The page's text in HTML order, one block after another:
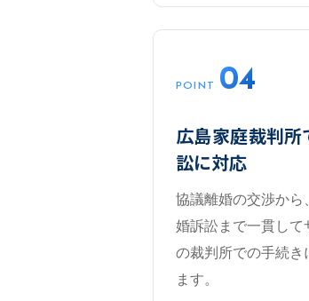
POINT 04
広島家庭裁判所
訟に対応
協議離婚の交渉から
婚訴訟まで一貫して
の裁判所での手続き
ます。